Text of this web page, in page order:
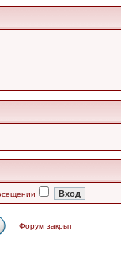
Форум закрыт